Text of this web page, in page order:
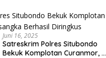
Juni 16, 2025
Satreskrim Polres Situbondo
Bekuk Komplotan Curanmor, 9